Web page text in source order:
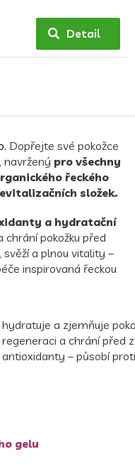
Detail
Dopřejte své pokožce
, navržený pro všechny
řeckého
složek.
a hydratační
chrání pokožku před
svěží a plnou vitality –
inspirovaná řeckou
a zjemňuje
a chrání před
– působí
gelu